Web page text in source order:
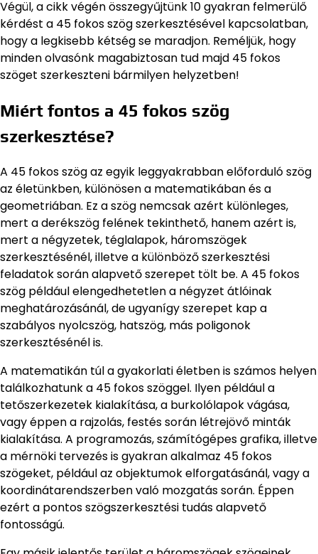
Végül, a cikk végén összegyűjtünk 10 gyakran felmerülő
kérdést a 45 fokos szög szerkesztésével kapcsolatban,
hogy a legkisebb kétség se maradjon. Reméljük, hogy
minden olvasónk magabiztosan tud majd 45 fokos
szöget szerkeszteni bármilyen helyzetben!
Miért fontos a 45 fokos szög
szerkesztése?
A 45 fokos szög az egyik leggyakrabban előforduló szög
az életünkben, különösen a matematikában és a
geometriában. Ez a szög nemcsak azért különleges,
mert a derékszög felének tekinthető, hanem azért is,
mert a négyzetek, téglalapok, háromszögek
szerkesztésénél, illetve a különböző szerkesztési
feladatok során alapvető szerepet tölt be. A 45 fokos
szög például elengedhetetlen a négyzet átlóinak
meghatározásánál, de ugyanígy szerepet kap a
szabályos nyolcszög, hatszög, más poligonok
szerkesztésénél is.
A matematikán túl a gyakorlati életben is számos helyen
találkozhatunk a 45 fokos szöggel. Ilyen például a
tetőszerkezetek kialakítása, a burkolólapok vágása,
vagy éppen a rajzolás, festés során létrejövő minták
kialakítása. A programozás, számítógépes grafika, illetve
a mérnöki tervezés is gyakran alkalmaz 45 fokos
szögeket, például az objektumok elforgatásánál, vagy a
koordinátarendszerben való mozgatás során. Éppen
ezért a pontos szögszerkesztési tudás alapvető
fontosságú.